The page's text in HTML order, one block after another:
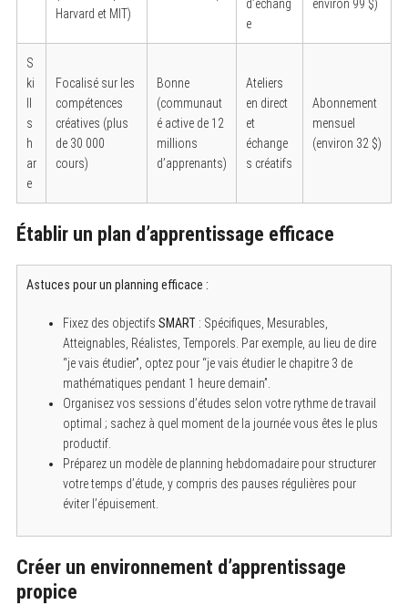
Harvard et MIT)
d’échang
e
environ 99 $)
S
ki
ll
s
h
ar
e
Focalisé sur les
compétences
créatives (plus
de 30 000
cours)
Bonne
(communaut
é active de 12
millions
d’apprenants)
Ateliers
en direct
et
échange
s créatifs
Abonnement
mensuel
(environ 32 $)
Établir un plan d’apprentissage efficace
Astuces pour un planning efficace :
Fixez des objectifs SMART : Spécifiques, Mesurables,
Atteignables, Réalistes, Temporels. Par exemple, au lieu de dire
“je vais étudier”, optez pour “je vais étudier le chapitre 3 de
mathématiques pendant 1 heure demain”.
Organisez vos sessions d’études selon votre rythme de travail
optimal ; sachez à quel moment de la journée vous êtes le plus
productif.
Préparez un modèle de planning hebdomadaire pour structurer
votre temps d’étude, y compris des pauses régulières pour
éviter l’épuisement.
Créer un environnement d’apprentissage
propice
S
a
r
c
f
o